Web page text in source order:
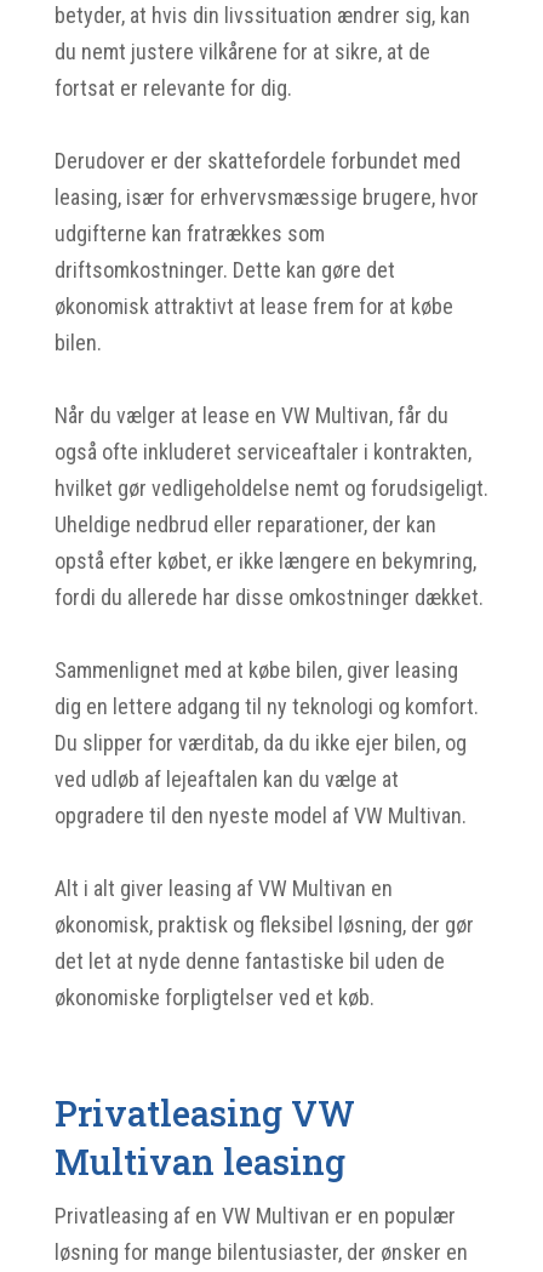
betyder, at hvis din livssituation ændrer sig, kan
du nemt justere vilkårene for at sikre, at de
fortsat er relevante for dig.
Derudover er der skattefordele forbundet med
leasing, især for erhvervsmæssige brugere, hvor
udgifterne kan fratrækkes som
driftsomkostninger. Dette kan gøre det
økonomisk attraktivt at lease frem for at købe
bilen.
Når du vælger at lease en VW Multivan, får du
også ofte inkluderet serviceaftaler i kontrakten,
hvilket gør vedligeholdelse nemt og forudsigeligt.
Uheldige nedbrud eller reparationer, der kan
opstå efter købet, er ikke længere en bekymring,
fordi du allerede har disse omkostninger dækket.
Sammenlignet med at købe bilen, giver leasing
dig en lettere adgang til ny teknologi og komfort.
Du slipper for værditab, da du ikke ejer bilen, og
ved udløb af lejeaftalen kan du vælge at
opgradere til den nyeste model af VW Multivan.
Alt i alt giver leasing af VW Multivan en
økonomisk, praktisk og fleksibel løsning, der gør
det let at nyde denne fantastiske bil uden de
økonomiske forpligtelser ved et køb.
Privatleasing VW
Multivan leasing
Privatleasing af en VW Multivan er en populær
løsning for mange bilentusiaster, der ønsker en